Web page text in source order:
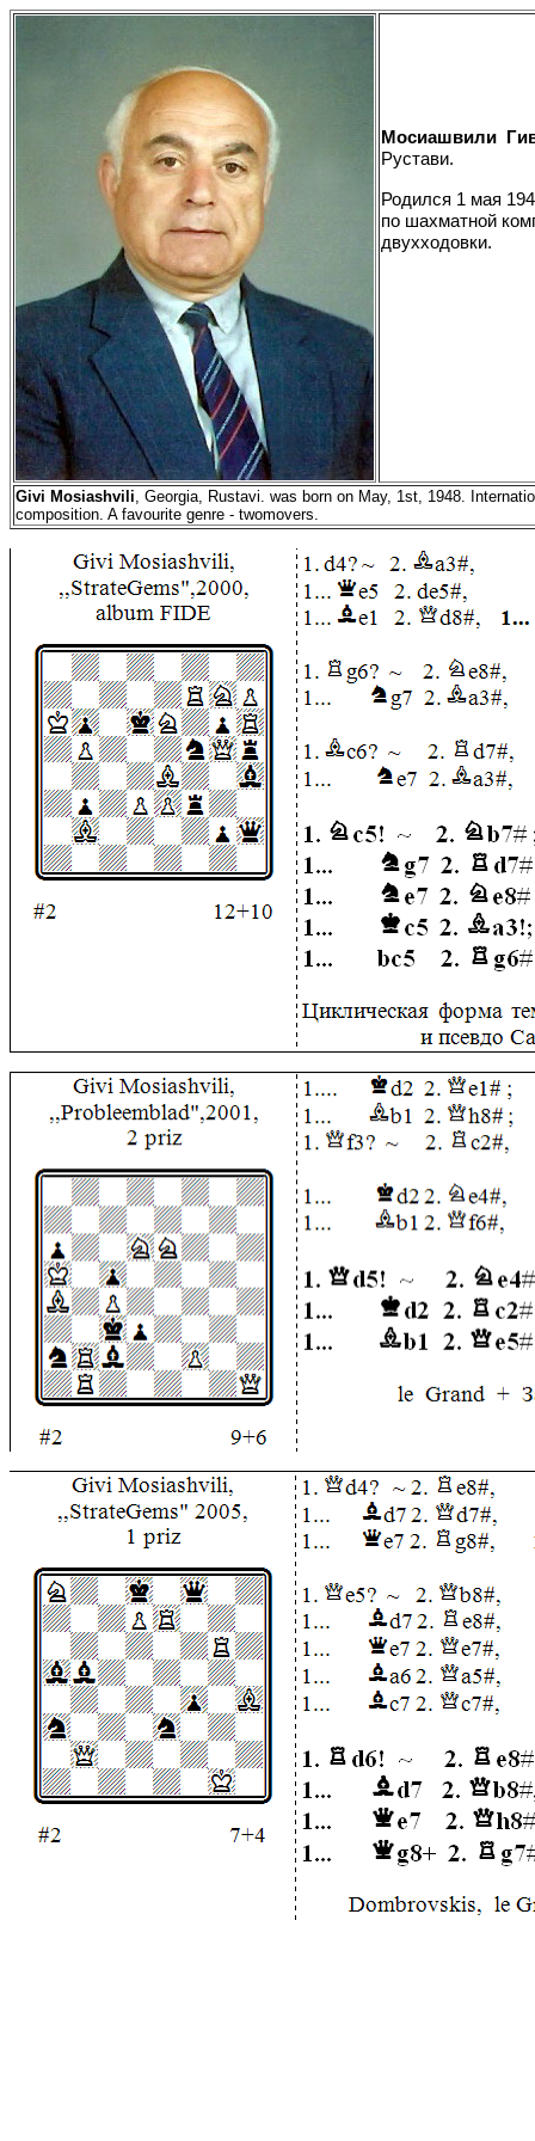
Мосиашвили
Рустави.
Родился 1 мая
по шахматной
двухходовки.
Givi Mosiashvili, Georgia, Rustavi. was born on May, 1st, 1948.
composition. A favourite genre - twomovers.